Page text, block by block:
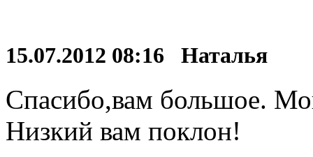
15.07.2012 08:16 Наталья
Спасибо,вам большое.
Низкий вам поклон!